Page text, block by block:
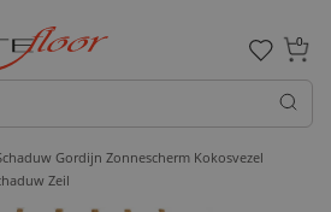
0
Gordijn Zonnescherm Kokosvezel
Zeil